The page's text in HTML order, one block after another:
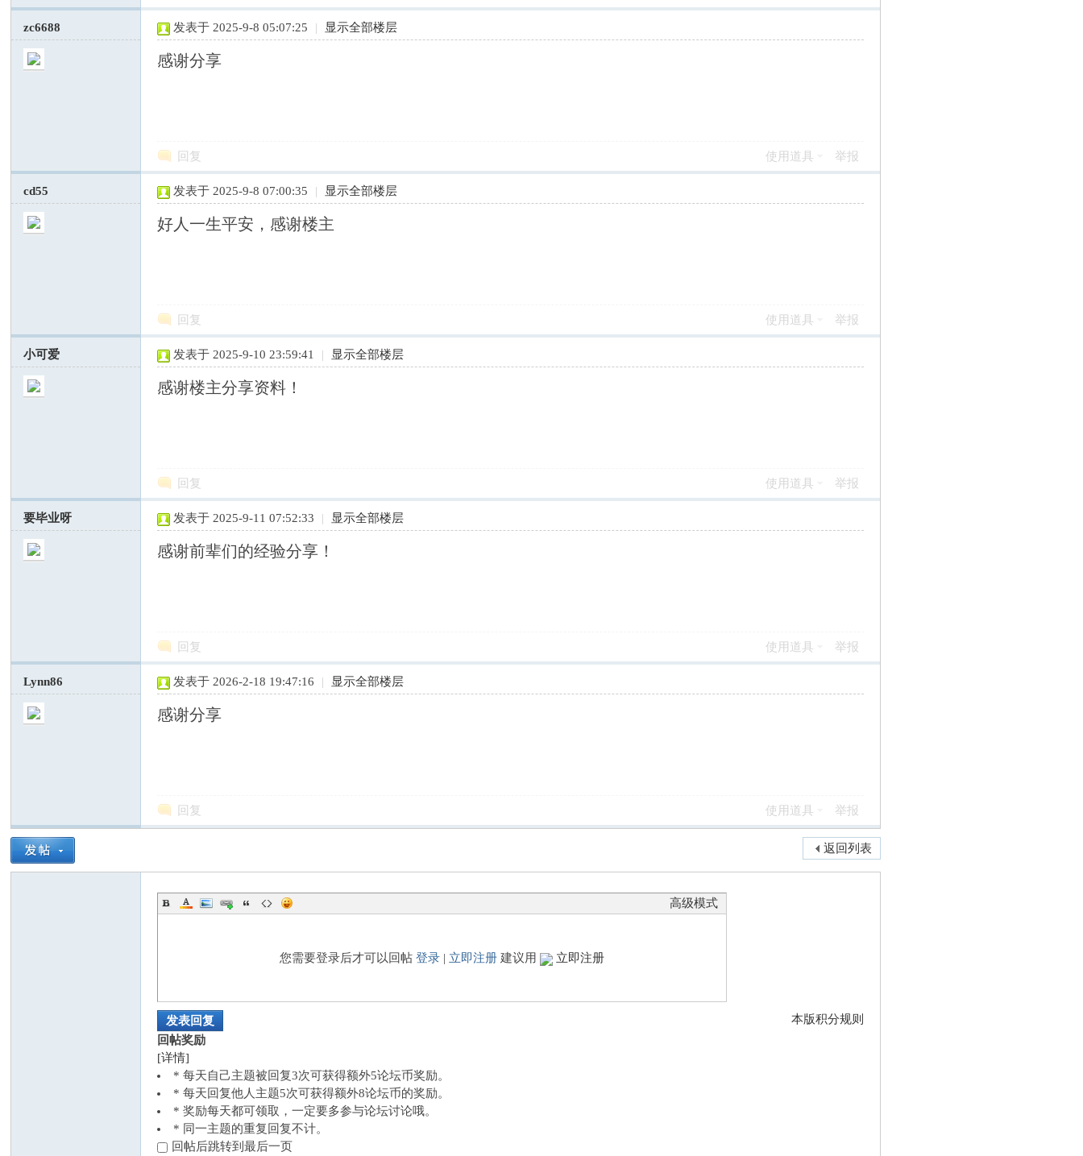
zc6688 发表于 2025-9-8 05:07:25 | 显示全部楼层
感谢分享
回复 使用道具 举报
cd55 发表于 2025-9-8 07:00:35 | 显示全部楼层
好人一生平安，感谢楼主
回复 使用道具 举报
小可爱 发表于 2025-9-10 23:59:41 | 显示全部楼层
感谢楼主分享资料！
回复 使用道具 举报
要毕业呀 发表于 2025-9-11 07:52:33 | 显示全部楼层
感谢前辈们的经验分享！
回复 使用道具 举报
Lynn86 发表于 2026-2-18 19:47:16 | 显示全部楼层
感谢分享
回复 使用道具 举报
返回列表
高级模式
您需要登录后才可以回帖登录 | 立即注册 建议用 立即注册
本版积分规则
发表回复
回帖奖励
[详情]
* 每天自己主题被回复3次可获得额外5论坛币奖励。
* 每天回复他人主题5次可获得额外8论坛币的奖励。
* 奖励每天都可领取，一定要多参与论坛讨论哦。
* 同一主题的重复回复不计。
回帖后跳转到最后一页